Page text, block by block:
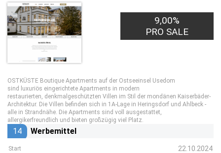
9,00%
PRO SALE
OSTKÜSTE Boutique Apartments auf der Ostseeinsel Usedom
sind luxuriös eingerichtete Apartments in modern
restaurierten, denkmalgeschützten Villen im Stil der mondänen Kaiserbäder-
Architektur. Die Villen befinden sich in 1A-Lage in Heringsdorf und Ahlbeck -
alle in Strandnähe. Die Apartments sind voll ausgestattet,
allergikerfreundlich und bieten großzügig viel Platz.
14 Werbemittel
Start 22.10.2024